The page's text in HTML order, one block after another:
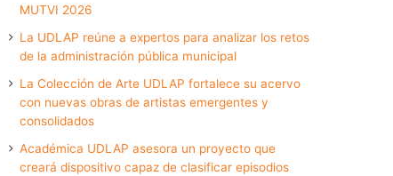
MUTVI 2026
La UDLAP reúne a expertos para analizar los retos
de la administración pública municipal
La Colección de Arte UDLAP fortalece su acervo
con nuevas obras de artistas emergentes y
consolidados
Académica UDLAP asesora un proyecto que
creará dispositivo capaz de clasificar episodios